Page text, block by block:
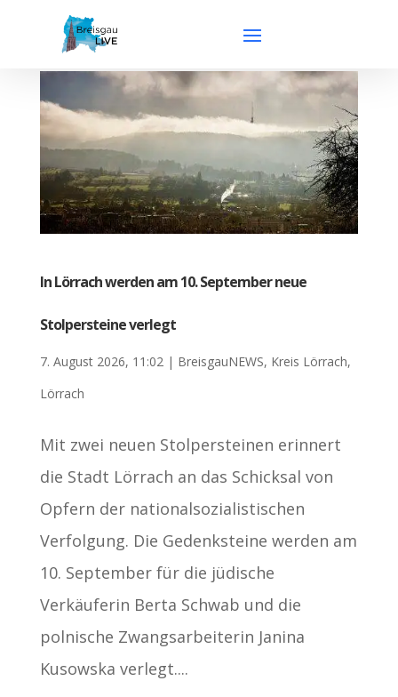
In Lörrach werden am 10. September neue
Stolpersteine verlegt
7. August 2026, 11:02| BreisgauNEWS, Kreis Lörrach,
Lörrach
Mit zwei neuen Stolpersteinen erinnert
die Stadt Lörrach an das Schicksal von
Opfern der nationalsozialistischen
Verfolgung. Die Gedenksteine werden am
10. September für die jüdische
Verkäuferin Berta Schwab und die
polnische Zwangsarbeiterin Janina
Kusowska verlegt....